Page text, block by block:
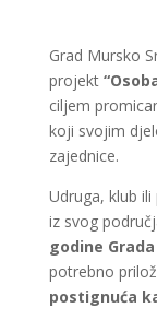
Grad Mursko
projekt
ciljem
koji svojim
zajednice.
Udruga, klub
iz svog
godine
potrebno
postignuća